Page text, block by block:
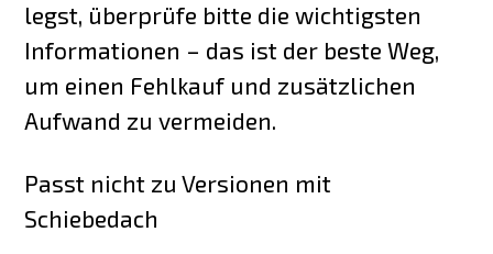
legst, überprüfe bitte die wichtigsten
Informationen – das ist der beste Weg,
um einen Fehlkauf und zusätzlichen
Aufwand zu vermeiden.
Passt nicht zu Versionen mit
Schiebedach